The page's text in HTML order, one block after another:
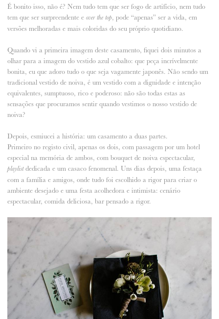
É bonito isso, não é? Nem tudo tem que ser fogo de artifício, nem tudo
tem que ser surpreendente e over the top, pode “apenas” ser a vida, em
versões melhoradas e mais coloridas do seu próprio quotidiano.
Quando vi a primeira imagem deste casamento, fiquei dois minutos a
olhar para a imagem do vestido azul cobalto: que peça incrívelmente
bonita, eu que adoro tudo o que seja vagamente japonês. Não sendo um
tradicional vestido de noiva, é um vestido com a dignidade e intenção
equivalentes, sumptuoso, rico e poderoso: não são todas estas as
sensações que procuramos sentir quando vestimos o nosso vestido de
noiva?
Depois, esmiucei a história: um casamento a duas partes.
Primeiro no registo civil, apenas os dois, com passagem por um hotel
especial na memória de ambos, com bouquet de noiva espectacular,
playlistdedicada e um casaco fenomenal. Uns dias depois, uma festaça
com a família e amigos, onde tudo foi escolhido a rigor para criar o
ambiente desejado e uma festa acolhedora e intimista: cenário
espectacular, comida deliciosa, bar pensado a rigor.